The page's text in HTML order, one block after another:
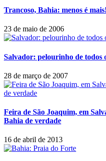
Trancoso, Bahia: menos é mais!
23 de maio de 2006
Salvador: pelourinho de todos
28 de março de 2007
Feira de São Joaquim, em
Bahia de verdade
16 de abril de 2013